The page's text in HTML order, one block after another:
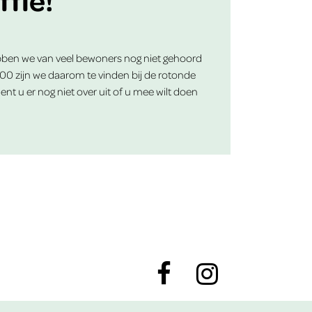
we van veel bewoners nog niet gehoord
zijn we daarom te vinden bij de rotonde
u er nog niet over uit of u mee wilt doen